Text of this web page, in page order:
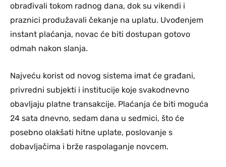
obrađivali tokom radnog dana, dok su vikendi i
praznici produžavali čekanje na uplatu. Uvođenjem
instant plaćanja, novac će biti dostupan gotovo
odmah nakon slanja.
Najveću korist od novog sistema imat će građani,
privredni subjekti i institucije koje svakodnevno
obavljaju platne transakcije. Plaćanja će biti moguća
24 sata dnevno, sedam dana u sedmici, što će
posebno olakšati hitne uplate, poslovanje s
dobavljačima i brže raspolaganje novcem.